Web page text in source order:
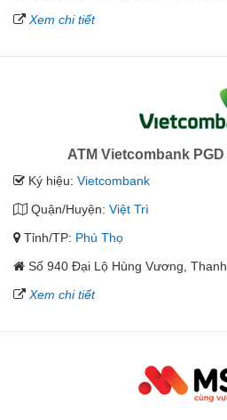
Xem chi tiết
ATM Vietcombank
Ký hiệu: Vietcombank
Quận/Huyện: Việt Trì
Tỉnh/TP: Phú Thọ
Số 940 Đại Lộ Hùng Vương,
Xem chi tiết